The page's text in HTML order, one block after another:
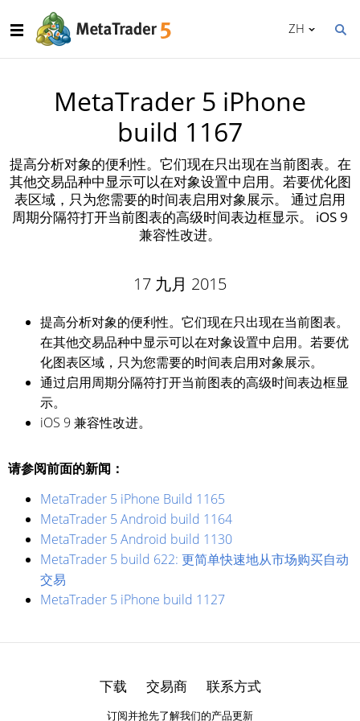
ZH
MetaTrader 5 iPhone
build 1167
提高分析对象的便利性。它们现在只出现在当前图表。在
其他交易品种中显示可以在对象设置中启用。若要优化图
表区域，只为您需要的时间表启用对象展示。 通过启用
周期分隔符打开当前图表的高级时间表边框显示。 iOS 9
兼容性改进。
17 九月 2015
提高分析对象的便利性。它们现在只出现在当前图表。
在其他交易品种中显示可以在对象设置中启用。若要优
化图表区域，只为您需要的时间表启用对象展示。
通过启用周期分隔符打开当前图表的高级时间表边框显
示。
iOS 9 兼容性改进。
请参阅前面的新闻：
MetaTrader 5 iPhone Build 1165
MetaTrader 5 Android build 1164
MetaTrader 5 Android build 1130
MetaTrader 5 build 622: 更简单快速地从市场购买自动
交易
MetaTrader 5 iPhone build 1127
下载 交易商 联系方式
订阅并抢先了解我们的产品更新